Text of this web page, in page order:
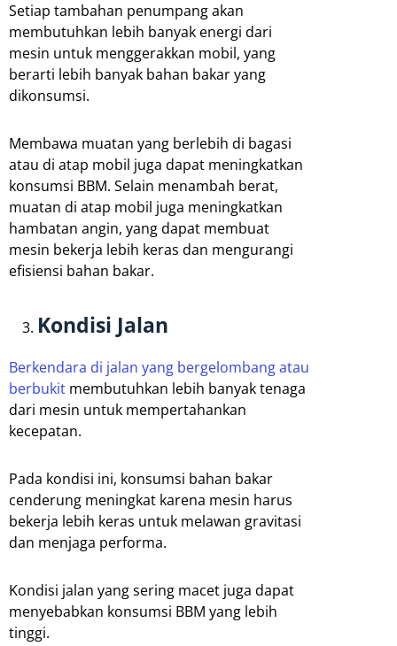
Setiap tambahan penumpang akan
membutuhkan lebih banyak energi dari
mesin untuk menggerakkan mobil, yang
berarti lebih banyak bahan bakar yang
dikonsumsi.
Membawa muatan yang berlebih di bagasi
atau di atap mobil juga dapat meningkatkan
konsumsi BBM. Selain menambah berat,
muatan di atap mobil juga meningkatkan
hambatan angin, yang dapat membuat
mesin bekerja lebih keras dan mengurangi
efisiensi bahan bakar.
Kondisi Jalan
Berkendara di jalan yang bergelombang atau
berbukit membutuhkan lebih banyak tenaga
dari mesin untuk mempertahankan
kecepatan.
Pada kondisi ini, konsumsi bahan bakar
cenderung meningkat karena mesin harus
bekerja lebih keras untuk melawan gravitasi
dan menjaga performa.
Kondisi jalan yang sering macet juga dapat
menyebabkan konsumsi BBM yang lebih
tinggi.